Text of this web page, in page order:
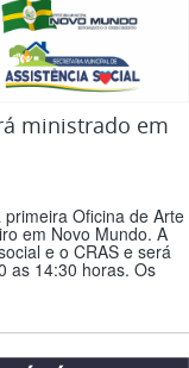
ministrado em
Oficina de Arte
em Novo Mundo. A
e o CRAS e será
as 14:30 horas. Os